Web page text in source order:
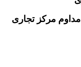
مرکز تجاری